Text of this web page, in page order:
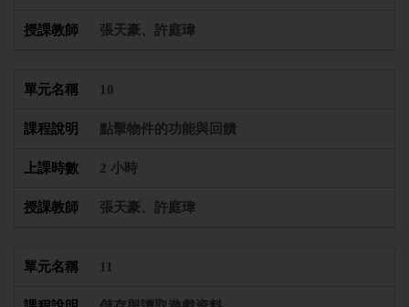
張天豪、許庭瑋
10
點擊物件的功能與回饋
2 小時
張天豪、許庭瑋
11